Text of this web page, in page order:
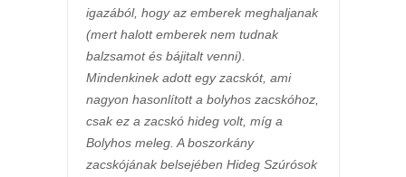
igazából, hogy az emberek meghaljanak
(mert halott emberek nem tudnak
balzsamot és bájitalt venni).
Mindenkinek adott egy zacskót, ami
nagyon hasonlított a bolyhos zacskóhoz,
csak ez a zacskó hideg volt, míg a
Bolyhos meleg. A boszorkány
zacskójának belsejében Hideg Szúrósok